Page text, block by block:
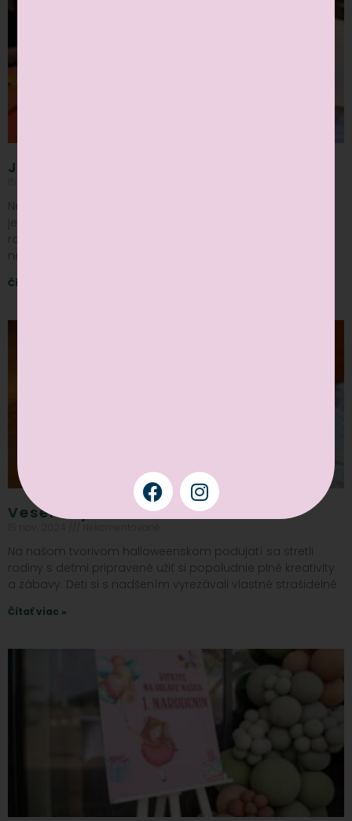
Jesenné rodinné tvorenie
Na našom jesennom workshope sme sa presvedčili, že
jeseň môže byť čarovná, farebná a plná radosti. V našom
rozprávkovom prostredí sme sa stretli s množstvom
nadšených
Čítať viac »
Veselé vyrezávanie tekvíc
Na našom tvorivom halloweenskom podujatí sa stretli
rodiny s deťmi pripravené užiť si popoludnie plné kreativity
a zábavy. Deti si s nadšením vyrezávali vlastné strašidelné
Čítať viac »